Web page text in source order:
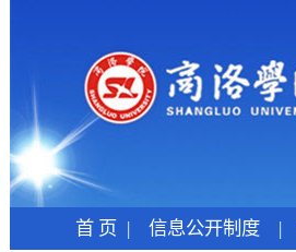
首 页 | 信息公开制度 |